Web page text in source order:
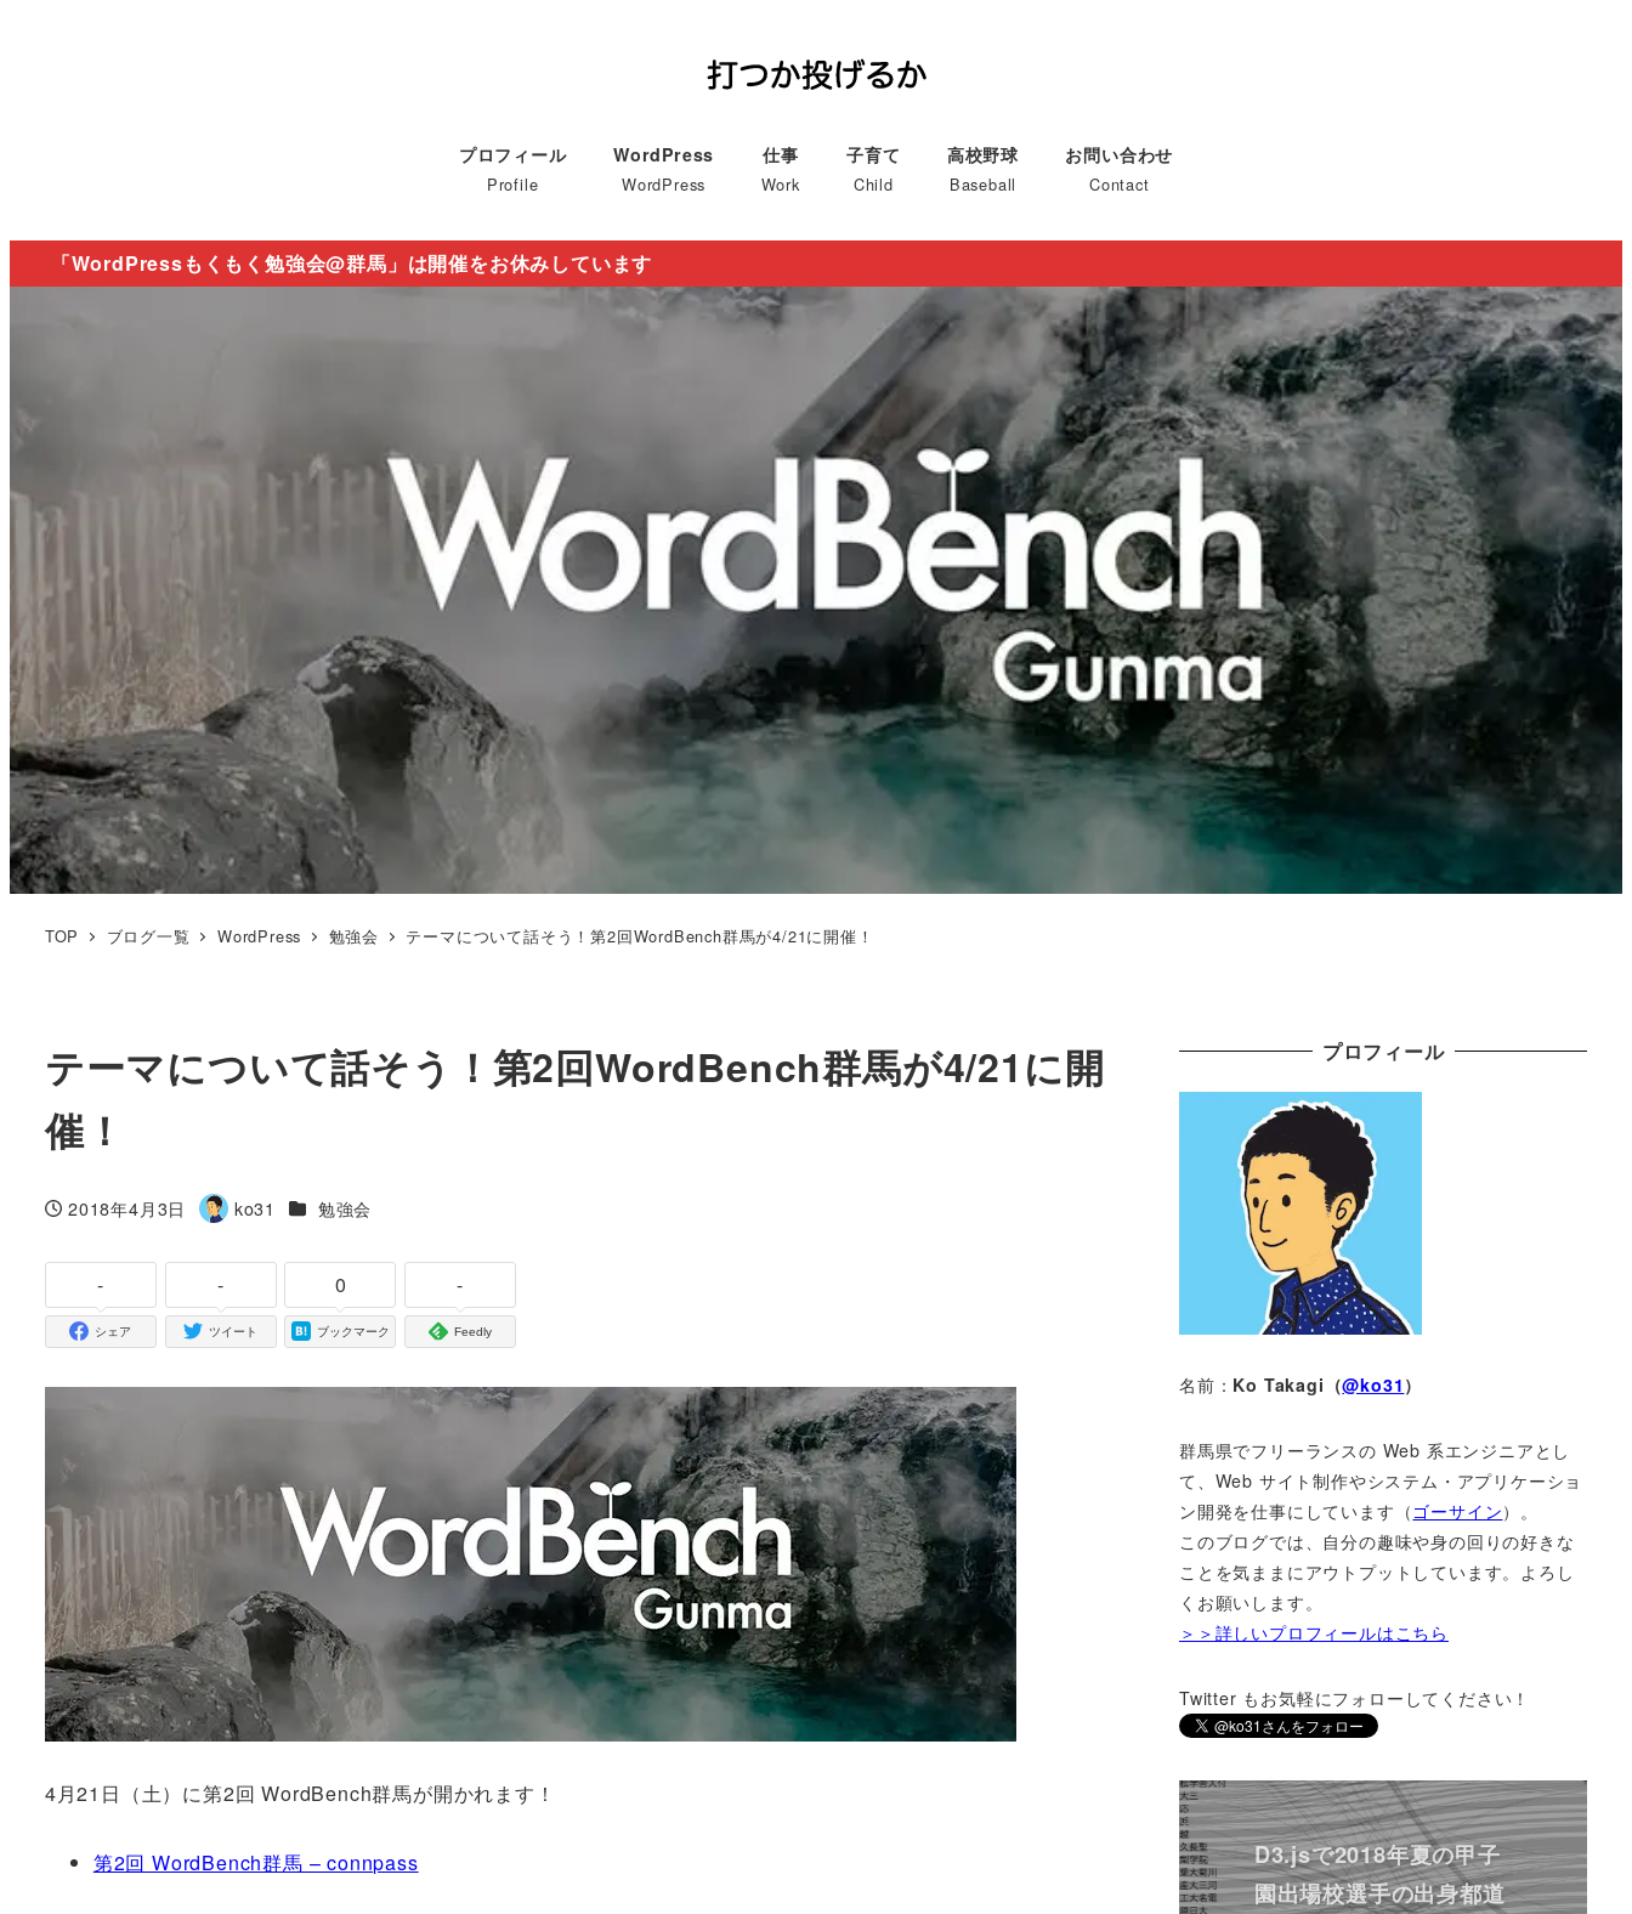
プロフィール
Profile
WordPress
WordPress
仕事
Work
子育て
Child
高校野球
Baseball
お問い合わせ
Contact
「WordPressもくもく勉強会@群馬」は開催をお休みしています
TOP ブログ一覧 WordPress 勉強会 テーマについて話そう！第2回WordBench群馬が4/21に開催！
テーマについて話そう！第2回WordBench群馬が4/21に開
催！
投稿日
2018年4月3日
著
ko31 カテゴリー
勉強会
-
シェア
-
ツイート
0
ブックマーク
-
Feedly
4月21日（土）に第2回 WordBench群馬が開かれます！
第2回 WordBench群馬 – connpass
プロフィール
名前： Ko Takagi（@ko31 ）
群馬県でフリーランスの Web 系エンジニアとし
て、Web サイト制作やシステム・アプリケーショ
ン開発を仕事にしています（ ゴーサイン）。
このブログでは、自分の趣味や身の回りの好きな
ことを気ままにアウトプットしています。よろし
くお願いします。
＞＞詳しいプロフィールはこちら
Twitter もお気軽にフォローしてください！
D3.jsで2018年夏の甲子
園出場校選手の出身都道